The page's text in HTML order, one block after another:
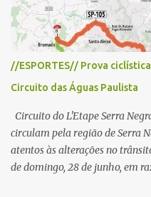
s
//ESPORTES// Prova
Circuito das Águas Paulista
Circuito do L'Etape Serra
circulam pela região de Serra
atentos às alterações no
de domingo, 28 de junho, em